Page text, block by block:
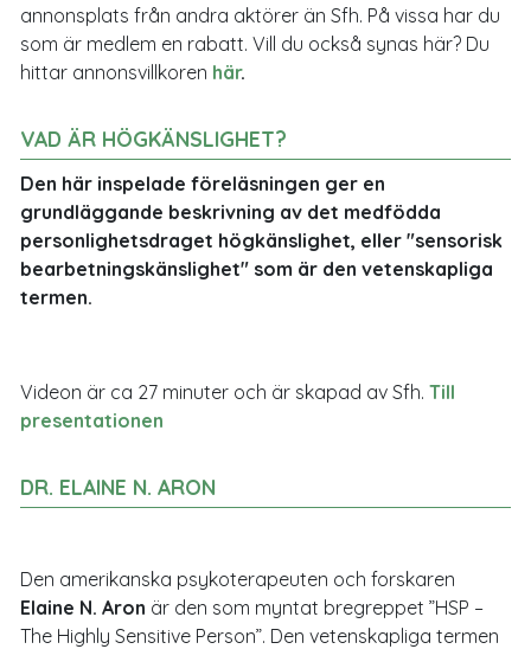
annonsplats från andra aktörer än Sfh. På vissa har du
som är medlem en rabatt. Vill du också synas här? Du
hittar annonsvillkoren här.
VAD ÄR HÖGKÄNSLIGHET?
Den här inspelade föreläsningen ger en
grundläggande beskrivning av det medfödda
personlighetsdraget högkänslighet, eller "sensorisk
bearbetningskänslighet" som är den vetenskapliga
termen.
Videon är ca 27 minuter och är skapad av Sfh. Till
presentationen
DR. ELAINE N. ARON
Den amerikanska psykoterapeuten och forskaren
Elaine N. Aron är den som myntat bregreppet ”HSP –
The Highly Sensitive Person”. Den vetenskapliga termen